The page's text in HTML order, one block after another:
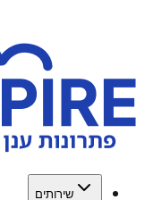
שירותים